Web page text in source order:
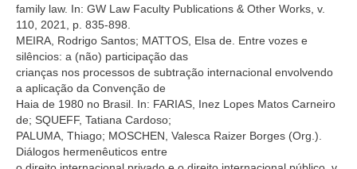
family law. In: GW Law Faculty Publications & Other Works, v.
110, 2021, p. 835-898.
MEIRA, Rodrigo Santos; MATTOS, Elsa de. Entre vozes e
silêncios: a (não) participação das
crianças nos processos de subtração internacional envolvendo
a aplicação da Convenção de
Haia de 1980 no Brasil. In: FARIAS, Inez Lopes Matos Carneiro
de; SQUEFF, Tatiana Cardoso;
PALUMA, Thiago; MOSCHEN, Valesca Raizer Borges (Org.).
Diálogos hermenêuticos entre